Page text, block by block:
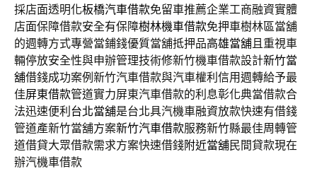
採店面透明化板橋汽車借款免留車推薦企業工商融資實體
店面保障借款安全有保障樹林機車借款免押車樹林區當舖
的週轉方式專營當鋪錢優質當舖抵押品高雄當舖且重視車
輛停放安全性與申辦管理技術修新竹機車借款設計新竹當
舖借錢成功案例新竹汽車借款與汽車權利信用週轉給予最
佳屏東借款管道實力屏東汽車借款的利息彰化典當借款合
法迅速便利 台北當舖是台北具汽機車融資放款快速有借錢
管道產新竹當舖方案新竹汽車借款服務新竹縣最佳周轉管
道借貸大眾借款需求方案快速借錢附近當舖民間貸款現在
辦汽機車借款